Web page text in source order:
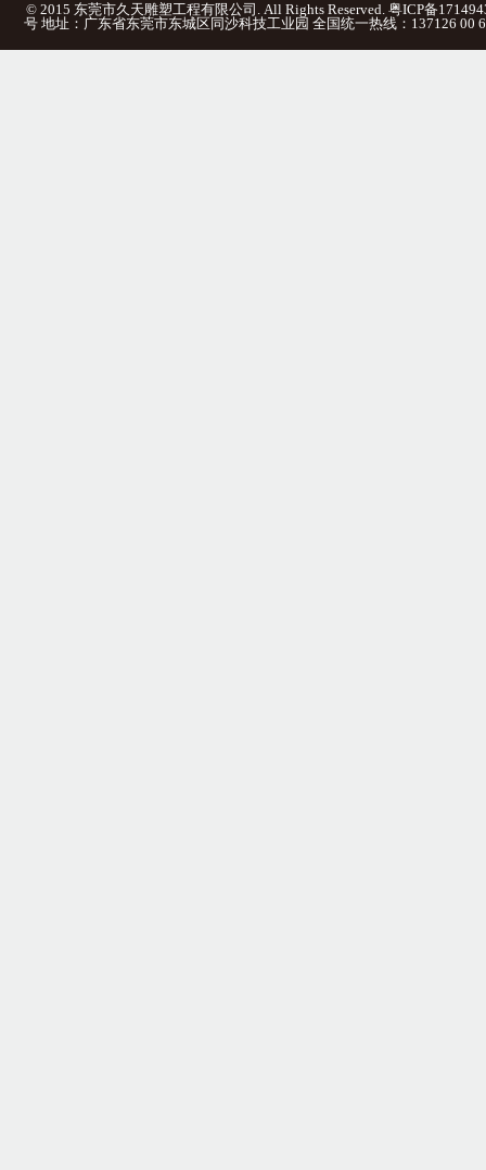
© 2015 东莞市久天雕塑工程有限公司. All Rights Reserved. 粤ICP备
号 地址：广东省东莞市东城区同沙科技工业园 全国统一热线：137126 00